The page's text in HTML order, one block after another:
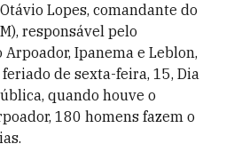
Lopes, comandante do
responsável pelo
Ipanema e Leblon,
de sexta-feira, 15, Dia
quando houve o
180 homens fazem o